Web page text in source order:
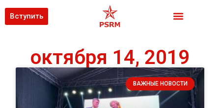
Вступить
октября 14, 2019
ВАЖНЫЕ НОВОСТИ